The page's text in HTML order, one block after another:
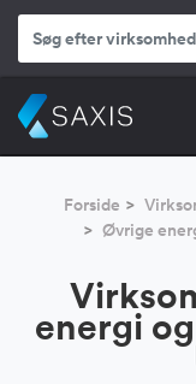
Forside
Øvrige
energi